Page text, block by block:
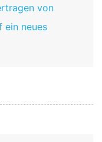
von
ein neues